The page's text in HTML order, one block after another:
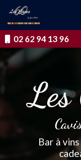
contenu
principal
02 62 94 13 96
Bar à